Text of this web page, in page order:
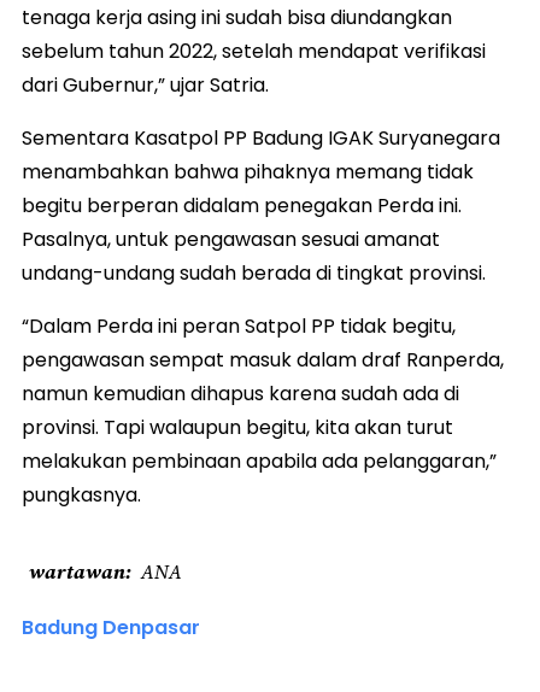
tenaga kerja asing ini sudah bisa diundangkan
sebelum tahun 2022, setelah mendapat verifikasi
dari Gubernur,” ujar Satria.
Sementara Kasatpol PP Badung IGAK Suryanegara
menambahkan bahwa pihaknya memang tidak
begitu berperan didalam penegakan Perda ini.
Pasalnya, untuk pengawasan sesuai amanat
undang-undang sudah berada di tingkat provinsi.
“Dalam Perda ini peran Satpol PP tidak begitu,
pengawasan sempat masuk dalam draf Ranperda,
namun kemudian dihapus karena sudah ada di
provinsi. Tapi walaupun begitu, kita akan turut
melakukan pembinaan apabila ada pelanggaran,”
pungkasnya.
wartawan ANA
Badung Denpasar